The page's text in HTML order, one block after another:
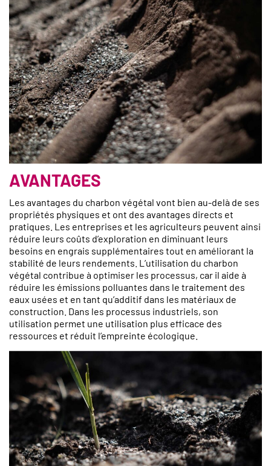
AVANTAGES
Les avantages du charbon végétal vont bien au-delà de ses
propriétés physiques et ont des avantages directs et
pratiques. Les entreprises et les agriculteurs peuvent ainsi
réduire leurs coûts d’exploration en diminuant leurs
besoins en engrais supplémentaires tout en améliorant la
stabilité de leurs rendements. L’utilisation du charbon
végétal contribue à optimiser les processus, car il aide à
réduire les émissions polluantes dans le traitement des
eaux usées et en tant qu’additif dans les matériaux de
construction. Dans les processus industriels, son
utilisation permet une utilisation plus efficace des
ressources et réduit l’empreinte écologique.